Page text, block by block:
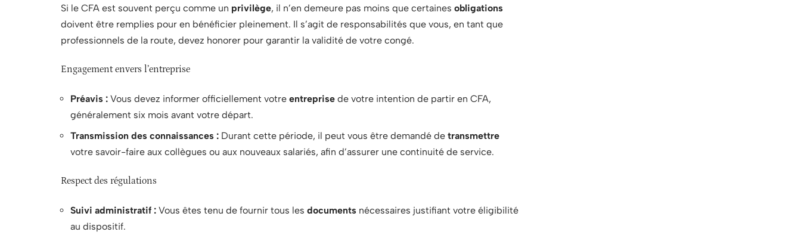
Si le CFA est souvent perçu comme un privilège, il n’en demeure pas moins que certaines obligations
doivent être remplies pour en bénéficier pleinement. Il s’agit de responsabilités que vous, en tant que
professionnels de la route, devez honorer pour garantir la validité de votre congé.
Engagement envers l’entreprise
Préavis : Vous devez informer officiellement votre entreprise de votre intention de partir en CFA,
généralement six mois avant votre départ.
Transmission des connaissances : Durant cette période, il peut vous être demandé de transmettre
votre savoir-faire aux collègues ou aux nouveaux salariés, afin d’assurer une continuité de service.
Respect des régulations
Suivi administratif : Vous êtes tenu de fournir tous les documents nécessaires justifiant votre éligibilité
au dispositif.